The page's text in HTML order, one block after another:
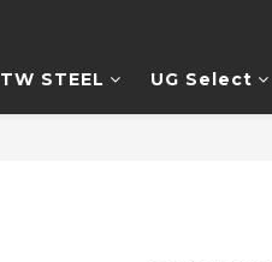
TW STEEL UG Select